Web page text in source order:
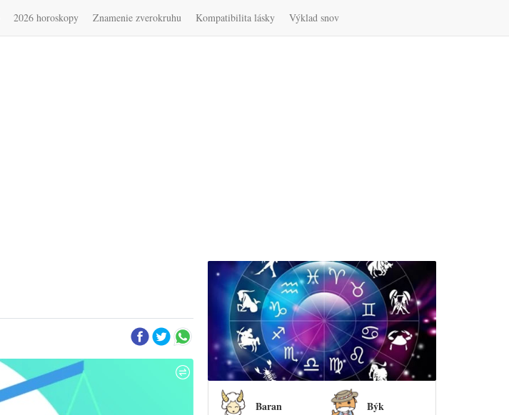
2026 horoskopy Znamenie zverokruhu Kompatibilita lásky Výklad snov
Baran Býk